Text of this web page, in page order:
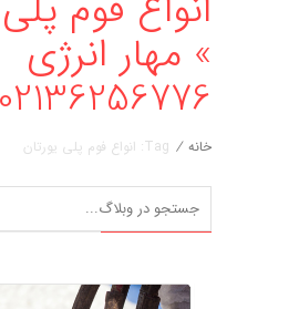
» مهار انرژی
02136256776
خانه / Tag: انواع فوم پلی یورتان